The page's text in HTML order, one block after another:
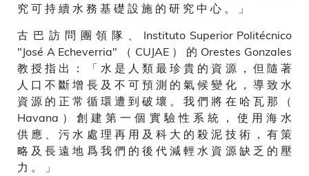
究 可 持 續 水 務 基 礎 設 施 的 研 究 中 心 。 」
古 巴 訪 問 團 領 隊 、 Instituto Superior Politécnico
"José A Echeverria" （ CUJAE ） 的 Orestes Gonzales
教 授 指 出 ： 「 水 是 人 類 最 珍 貴 的 資 源 ， 但 隨 著
人 口 不 斷 增 長 及 不 可 預 測 的 氣 候 變 化 ， 導 致 水
資 源 的 正 常 循 環 遭 到 破 壞 。 我 們 將 在 哈 瓦 那 （
Havana ） 創 建 第 一 個 實 驗 性 系 統 ， 使 用 海 水
供 應 、 污 水 處 理 再 用 及 科 大 的 殺 泥 技 術 ， 有 策
略 及 長 遠 地 爲 我 們 的 後 代 減 輕 水 資 源 缺 乏 的 壓
力 。 」